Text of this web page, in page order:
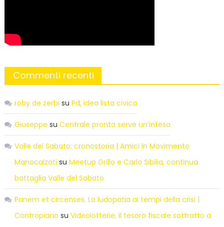
Commenti recenti
roby de zerbi su Pd, idea lista civica
Giuseppe su Centrale pronta serve un’intesa
Valle del Sabato: cronostoria | Amici in Movimento
Manocalzati su Meetup Grillo e Carlo Sibilia, continua
battaglia Valle del Sabato
Panem et circenses. La ludopatia ai tempi della crisi |
Contropiano su Videolotterie, il tesoro fiscale sottratto a